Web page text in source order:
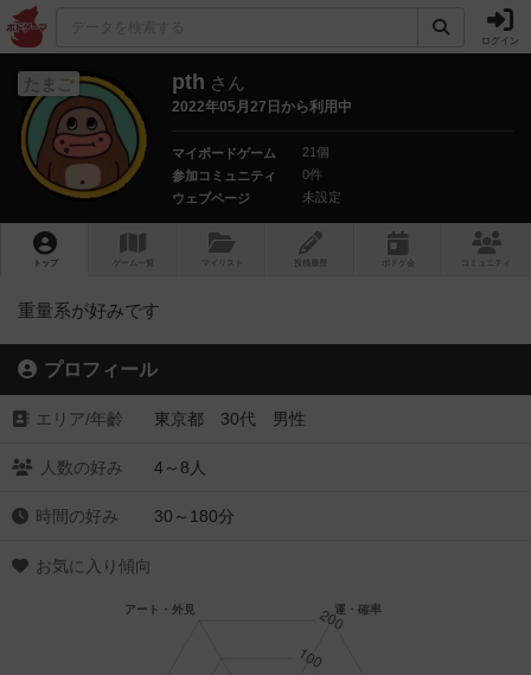
ログイン
たまご pth さん
2022年05月27日から利用中
マイボードゲーム
21個
参加コミュニティ
0件
ウェブページ
未設定
トップ ゲーム一覧 マイリスト 投稿履歴 ボ ドゲ コミュニティ
重量系が好みです
プロフィール
エリア/年齡 東京都 30代 男性
人数の好み 4～8人
時間の好み 30～180分
お気に入り傾向